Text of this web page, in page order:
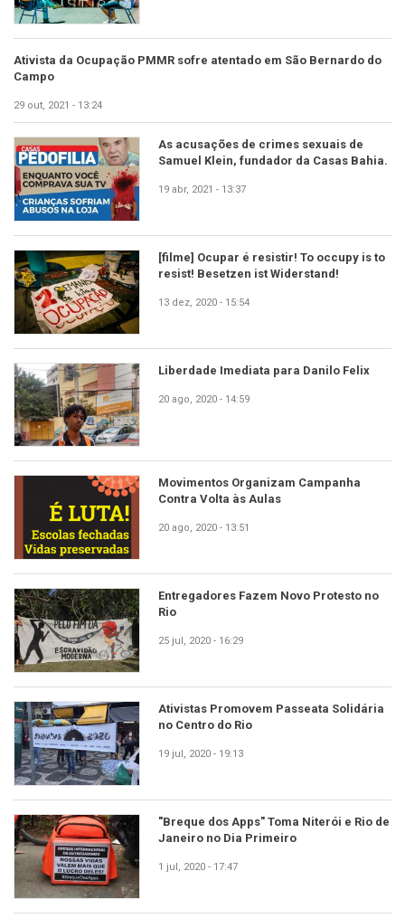
Ativista da Ocupação PMMR sofre atentado em São Bernardo do
Campo
29 out, 2021 - 13:24
As acusações de crimes sexuais de
Samuel Klein, fundador da Casas Bahia.
19 abr, 2021 - 13:37
[filme] Ocupar é resistir! To occupy is to
resist! Besetzen ist Widerstand!
13 dez, 2020 - 15:54
Liberdade Imediata para Danilo Felix
20 ago, 2020 - 14:59
Movimentos Organizam Campanha
Contra Volta às Aulas
20 ago, 2020 - 13:51
Entregadores Fazem Novo Protesto no
Rio
25 jul, 2020 - 16:29
Ativistas Promovem Passeata Solidária
no Centro do Rio
19 jul, 2020 - 19:13
"Breque dos Apps" Toma Niterói e Rio de
Janeiro no Dia Primeiro
1 jul, 2020 - 17:47